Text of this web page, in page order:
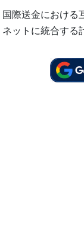
国際送金における
ネットに統合する